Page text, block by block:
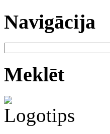
Navigācija
Meklēt